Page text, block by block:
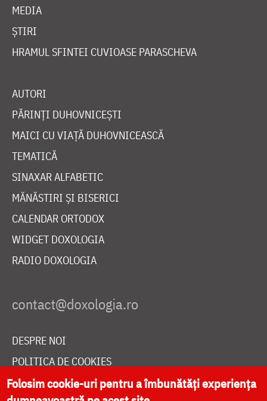
MEDIA
ȘTIRI
HRAMUL SFINTEI CUVIOASE PARASCHEVA
AUTORI
PĂRINȚI DUHOVNICEȘTI
MAICI CU VIAȚĂ DUHOVNICEASCĂ
TEMATICĂ
SINAXAR ALFABETIC
MĂNĂSTIRI ȘI BISERICI
CALENDAR ORTODOX
WIDGET DOXOLOGIA
RADIO DOXOLOGIA
DESPRE NOI
POLITICA DE COOKIES
DONEAZĂ ONLINE PENTRU CATEDRALA NAȚIONALĂ
Folosim cookie-uri pentru a îmbunătăți experiența